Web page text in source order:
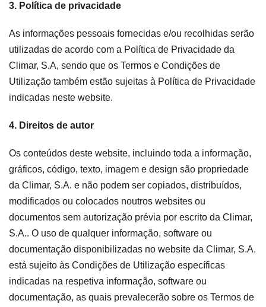
Certificação SGQ ISO 9001
Condições de Venda
3. Política de privacidade
As informações pessoais fornecidas e/ou recolhidas serão
utilizadas de acordo com a Política de Privacidade da
Climar, S.A, sendo que os Termos e Condições de
Utilização também estão sujeitas à Política de Privacidade
indicadas neste website.
4. Direitos de autor
Os conteúdos deste website, incluindo toda a informação,
gráficos, código, texto, imagem e design são propriedade
da Climar, S.A. e não podem ser copiados, distribuídos,
modificados ou colocados noutros websites ou
documentos sem autorização prévia por escrito da Climar,
S.A.. O uso de qualquer informação, software ou
documentação disponibilizadas no website da Climar, S.A.
está sujeito às Condições de Utilização específicas
indicadas na respetiva informação, software ou
documentação, as quais prevalecerão sobre os Termos de